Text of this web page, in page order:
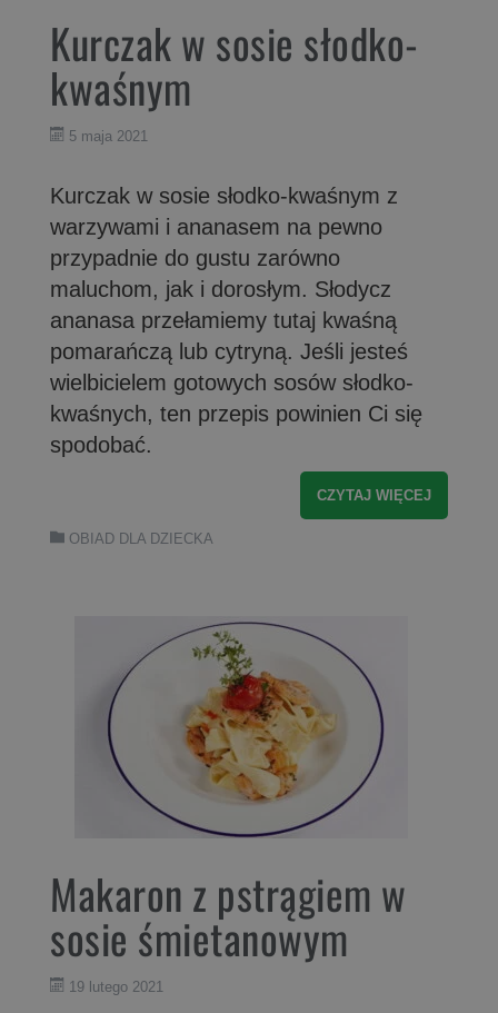
Kurczak w sosie słodko-
kwaśnym
5 maja 2021
Kurczak w sosie słodko-kwaśnym z
warzywami i ananasem na pewno
przypadnie do gustu zarówno
maluchom, jak i dorosłym. Słodycz
ananasa przełamiemy tutaj kwaśną
pomarańczą lub cytryną. Jeśli jesteś
wielbicielem gotowych sosów słodko-
kwaśnych, ten przepis powinien Ci się
spodobać.
CZYTAJ WIĘCEJ
OBIAD DLA DZIECKA
Makaron z pstrągiem w
sosie śmietanowym
19 lutego 2021